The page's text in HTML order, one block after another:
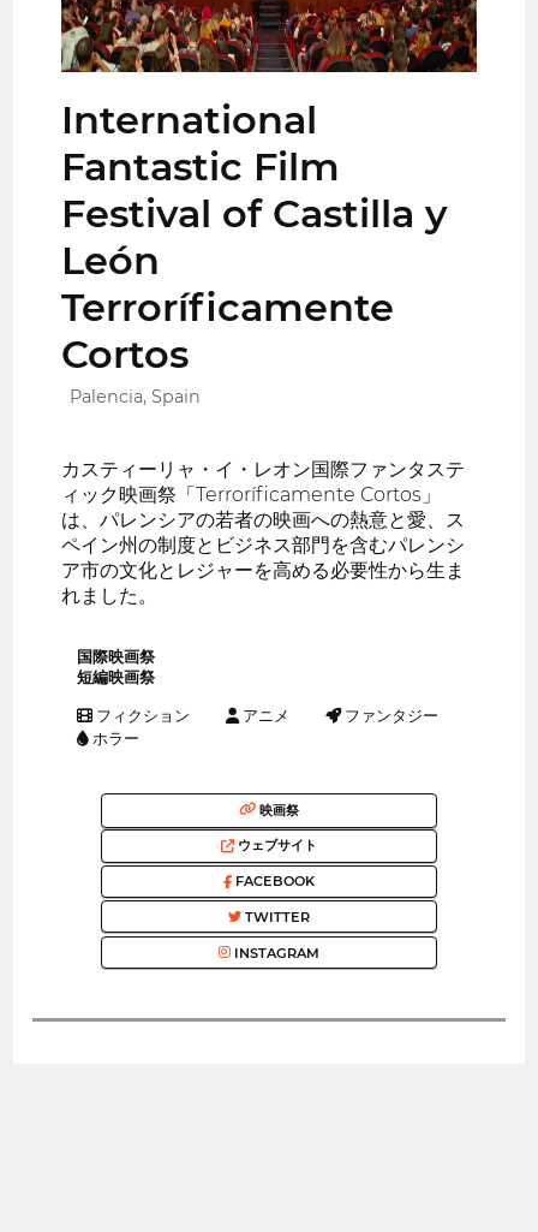
International
Fantastic Film
Festival of Castilla y
León
Terroríficamente
Cortos
Palencia, Spain
カスティーリャ・イ・レオン国際ファンタステ
ィック映画祭「Terroríficamente Cortos」
は、パレンシアの若者の映画への熱意と愛、ス
ペイン州の制度とビジネス部門を含むパレンシ
ア市の文化とレジャーを高める必要性から生ま
れました。
国際映画祭
短編映画祭
フィクション アニメ
ファンタジー
ホラー
映画祭
ウェブサイト
FACEBOOK
TWITTER
INSTAGRAM